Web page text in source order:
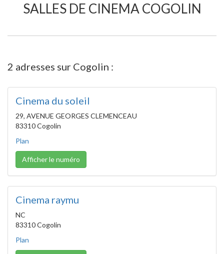
SALLES DE CINEMA COGOLIN
2 adresses sur Cogolin :
Cinema du soleil
29, AVENUE GEORGES CLEMENCEAU
83310 Cogolin
Plan
Afficher le numéro
Cinema raymu
NC
83310 Cogolin
Plan